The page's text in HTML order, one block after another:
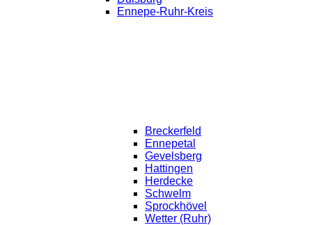
Ennepe-Ruhr-Kreis
Breckerfeld
Ennepetal
Gevelsberg
Hattingen
Herdecke
Schwelm
Sprockhövel
Wetter (Ruhr)